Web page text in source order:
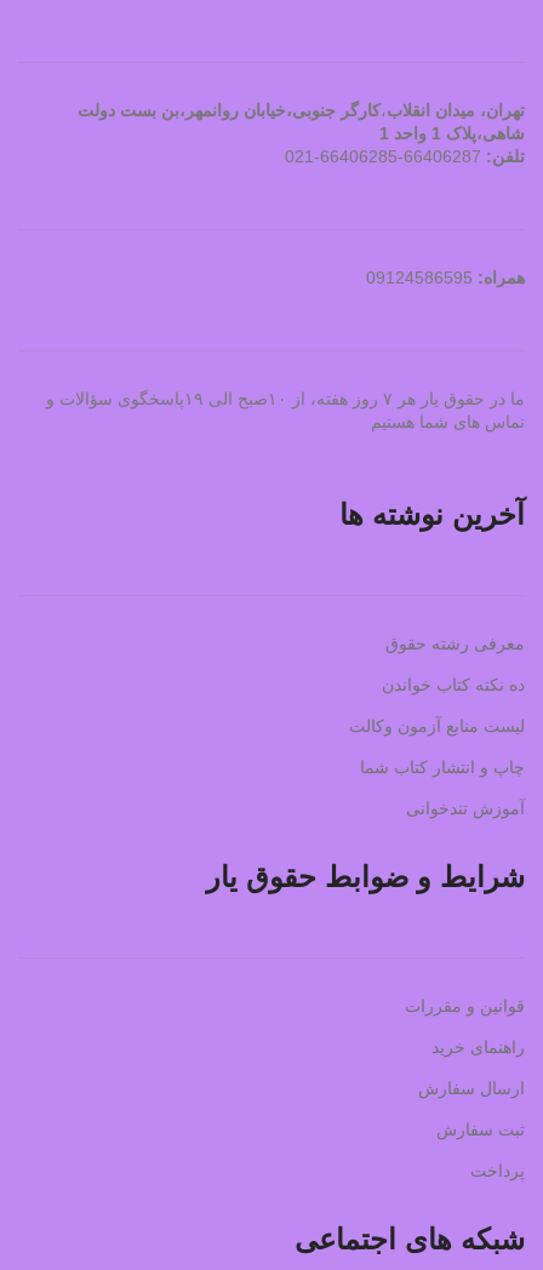
تهران، ميدان انقلاب،کارگر جنوبی،خیابان روانمهر،بن بست دولت
شاهی،پلاک 1 واحد 1
تلفن: 66406287-66406285-021
همراه:
ما در حقوق یار هر ۷ روز هفته، از ۱۰صبح الی ۱۹پاسخگوی سؤالات و
تماس های شما هستیم
آخرین نوشته ها
معرفی رشته حقوق
ده نکته کتاب خواندن
لیست منابع آزمون وکالت
چاپ و انتشار کتاب شما
آموزش تندخوانی
شرایط و ضوابط حقوق یار
قوانین و مقررات
راهنمای خرید
ارسال سفارش
ثبت سفارش
پرداخت
شبکه های اجتماعی